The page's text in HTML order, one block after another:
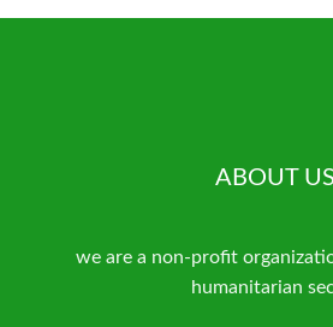
ABOUT US
we are a non-profit
humanitarian